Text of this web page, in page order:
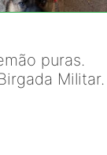
puras.
Militar.